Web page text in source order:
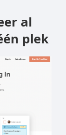
al
plek